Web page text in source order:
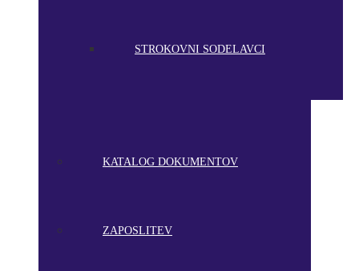
STROKOVNI SODELAVCI
KATALOG DOKUMENTOV
ZAPOSLITEV